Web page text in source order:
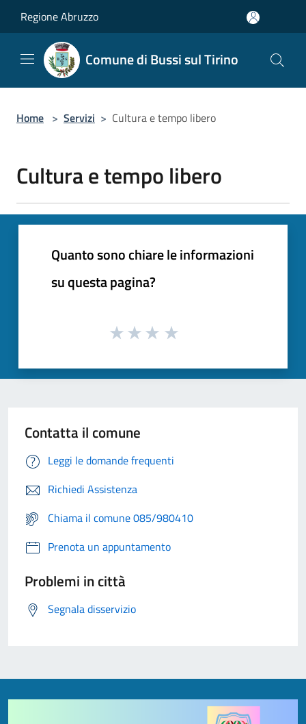
Regione Abruzzo
Comune di Bussi sul Tirino
Home > Servizi > Cultura e tempo libero
Cultura e tempo libero
Quanto sono chiare le informazioni
su questa pagina?
Contatta il comune
Leggi le domande frequenti
Richiedi Assistenza
Chiama il comune 085/980410
Prenota un appuntamento
Problemi in città
Segnala disservizio